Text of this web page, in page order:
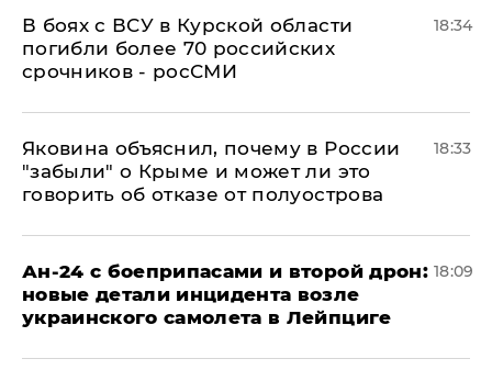
В боях с ВСУ в Курской области
погибли более 70 российских
срочников - росСМИ
18:34
Яковина объяснил, почему в России
"забыли" о Крыме и может ли это
говорить об отказе от полуострова
18:33
Ан-24 с боеприпасами и второй дрон:
новые детали инцидента возле
украинского самолета в Лейпциге
18:09